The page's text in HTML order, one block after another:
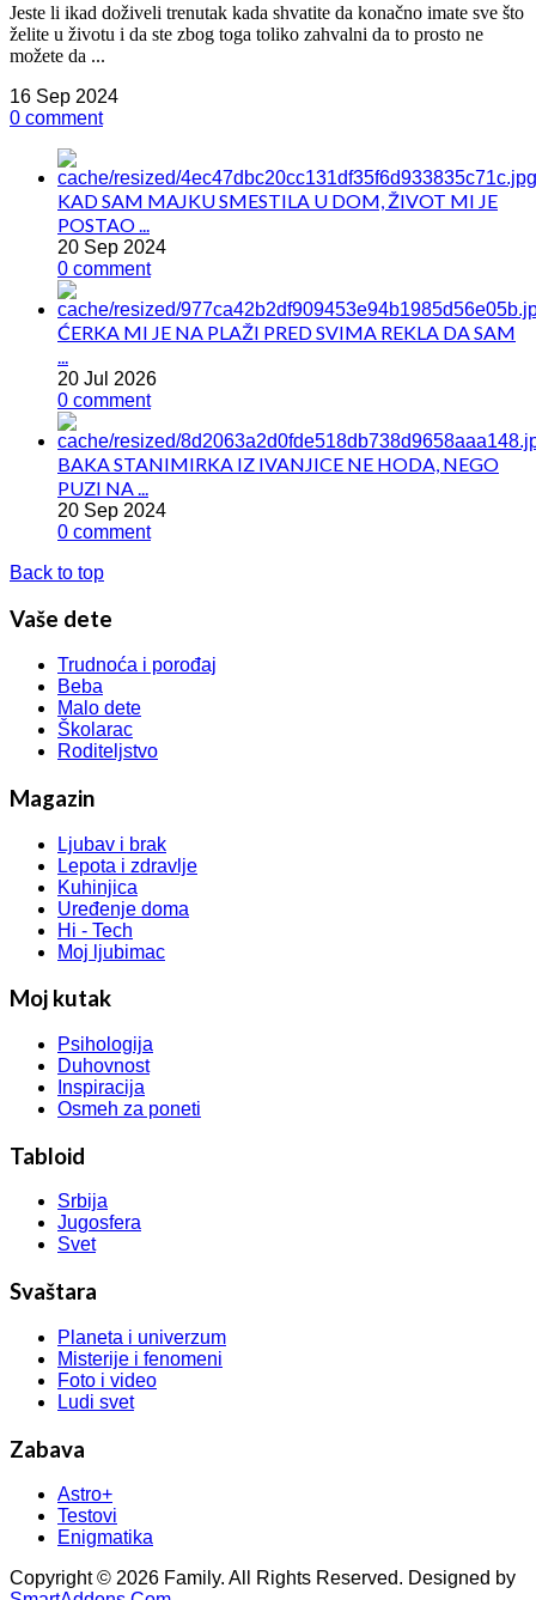
Jeste li ikad doživeli trenutak kada shvatite da konačno imate sve što
želite u životu i da ste zbog toga toliko zahvalni da to prosto ne
možete da ...
16 Sep 2024
0 comment
KAD SAM MAJKU SMESTILA U DOM, ŽIVOT MI JE
POSTAO ...
20 Sep 2024
0 comment
ĆERKA MI JE NA PLAŽI PRED SVIMA REKLA DA SAM
20 Jul 2026
0 comment
BAKA STANIMIRKA IZ IVANJICE NE HODA, NEGO
PUZI NA ...
20 Sep 2024
0 comment
Back to top
Vaše dete
Trudnoća i porođaj
Beba
Malo dete
Školarac
Roditeljstvo
Magazin
Ljubav i brak
Lepota i zdravlje
Kuhinjica
Uređenje doma
Hi - Tech
Moj ljubimac
Moj kutak
Psihologija
Duhovnost
Inspiracija
Osmeh za poneti
Tabloid
Srbija
Jugosfera
Svet
Svaštara
Planeta i univerzum
Misterije i fenomeni
Foto i video
Ludi svet
Zabava
Astro+
Testovi
Enigmatika
Copyright © 2026 Family. All Rights Reserved. Designed by